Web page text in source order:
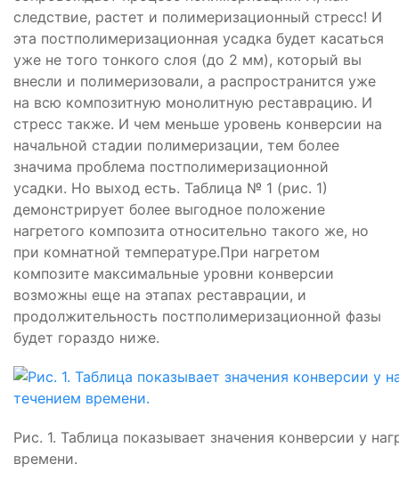
следствие, растет и полимеризационный стресс! И
эта постполимеризационная усадка будет касаться
уже не того тонкого слоя (до 2 мм), который вы
внесли и полимеризовали, а распространится уже
на всю композитную монолитную реставрацию. И
стресс также. И чем меньше уровень конверсии на
начальной стадии полимеризации, тем более
значима проблема постполимеризационной
усадки. Но выход есть. Таблица № 1 (рис. 1)
демонстрирует более выгодное положение
нагретого композита относительно такого же, но
при комнатной температуре.При нагретом
композите максимальные уровни конверсии
возможны еще на этапах реставрации, и
продолжительность постполимеризационной фазы
будет гораздо ниже.
Рис. 1. Таблица показывает значения конверсии у
времени.